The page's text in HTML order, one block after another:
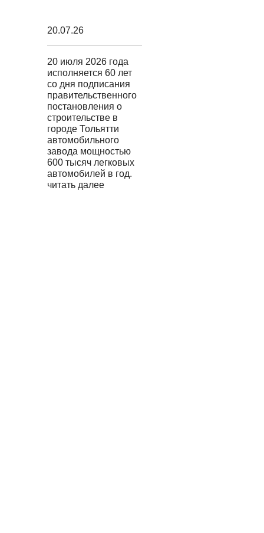
20.07.26
20 июля 2026 года
исполняется 60 лет
со дня подписания
правительственного
постановления о
строительстве в
городе Тольятти
автомобильного
завода мощностью
600 тысяч легковых
автомобилей в год.
читать далее